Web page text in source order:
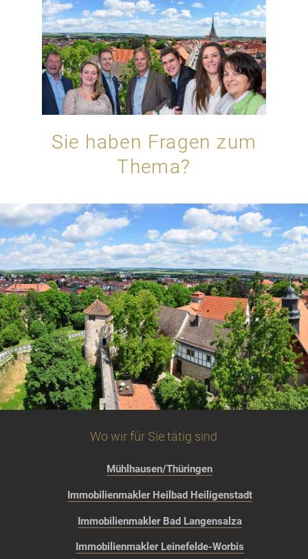
Sie haben Fragen zum
Thema?
Wo wir für Sie tätig sind
Mühlhausen/Thüringen
Immobilienmakler Heilbad Heiligenstadt
Immobilienmakler Bad Langensalza
Immobilienmakler Leinefelde-Worbis